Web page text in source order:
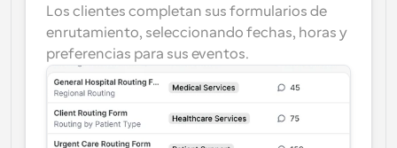
Los clientes completan sus formularios de
enrutamiento, seleccionando fechas, horas y
preferencias para sus eventos.